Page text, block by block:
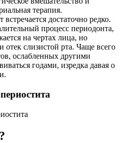
терапия.
достаточно редко.
процесс периодонта,
на чертах лица, но
отек слизистой рта. Чаще всего
ослабленных другими
годами, изредка давая о